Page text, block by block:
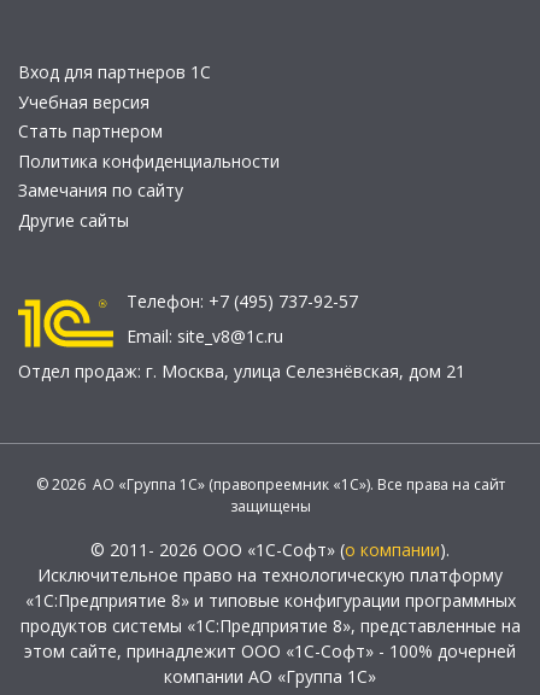
Вход для партнеров 1С
Учебная версия
Стать партнером
Политика конфиденциальности
Замечания по сайту
Другие сайты
Телефон: +7 (495) 737-92-57
Email: site_v8@1c.ru
Отдел продаж: г. Москва, улица Селезнёвская, дом 21
© 2026 АО «Группа 1С» (правопреемник «1С»). Все права на сайт
защищены
© 2011- 2026 ООО «1С-Софт» (о компании).
Исключительное право на технологическую платформу
«1С:Предприятие 8» и типовые конфигурации программных
продуктов системы «1С:Предприятие 8», представленные на
этом сайте, принадлежит ООО «1С-Софт» - 100% дочерней
компании АО «Группа 1С»